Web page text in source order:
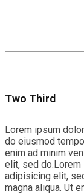
Two Third
Lorem ipsum
do eiusmod
enim ad minim
elit, sed
adipisicing elit,
magna aliqua. Ut